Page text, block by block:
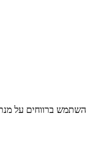
השתמש ברווחים על